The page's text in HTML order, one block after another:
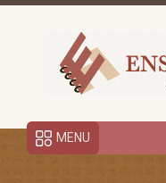
MENU